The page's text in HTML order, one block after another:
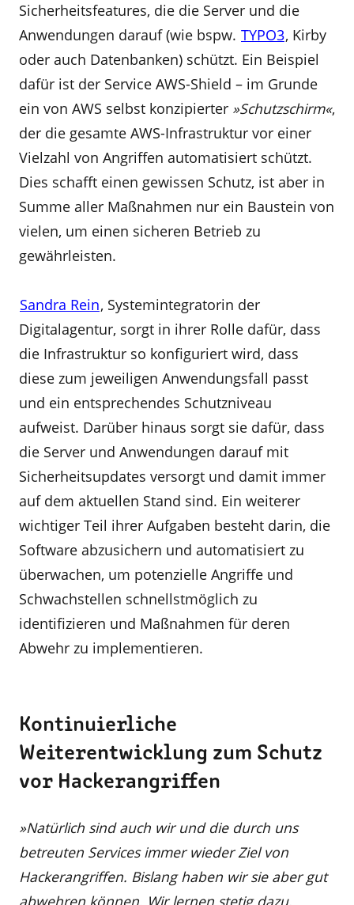
Sicherheitsfeatures, die die Server und die
Anwendungen darauf (wie bspw. TYPO3, Kirby
oder auch Datenbanken) schützt. Ein Beispiel
dafür ist der Service AWS-Shield – im Grunde
ein von AWS selbst konzipierter »Schutzschirm«,
der die gesamte AWS-Infrastruktur vor einer
Vielzahl von Angriffen automatisiert schützt.
Dies schafft einen gewissen Schutz, ist aber in
Summe aller Maßnahmen nur ein Baustein von
vielen, um einen sicheren Betrieb zu
gewährleisten.
Sandra Rein, Systemintegratorin der
Digitalagentur, sorgt in ihrer Rolle dafür, dass
die Infrastruktur so konfiguriert wird, dass
diese zum jeweiligen Anwendungsfall passt
und ein entsprechendes Schutzniveau
aufweist. Darüber hinaus sorgt sie dafür, dass
die Server und Anwendungen darauf mit
Sicherheitsupdates versorgt und damit immer
auf dem aktuellen Stand sind. Ein weiterer
wichtiger Teil ihrer Aufgaben besteht darin, die
Software abzusichern und automatisiert zu
überwachen, um potenzielle Angriffe und
Schwachstellen schnellstmöglich zu
identifizieren und Maßnahmen für deren
Abwehr zu implementieren.
Kontinuierliche
Weiterentwicklung zum Schutz
vor Hackerangriffen
»Natürlich sind auch wir und die durch uns
betreuten Services immer wieder Ziel von
Hackerangriffen. Bislang haben wir sie aber gut
abwehren können. Wir lernen stetig dazu,